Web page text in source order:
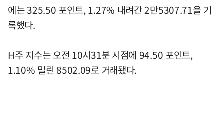
에는 325.50 포인트, 1.27% 내려간 2만5307.71을 기
록했다.
H주 지수는 오전 10시31분 시점에 94.50 포인트,
1.10% 밀린 8502.09로 거래됐다.